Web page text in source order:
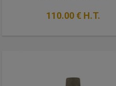
110.00€ H.T.